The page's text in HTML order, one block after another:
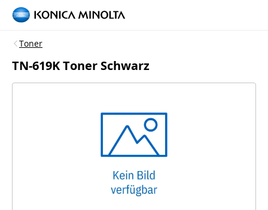
Toner
TN-619K Toner Schwarz